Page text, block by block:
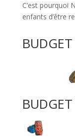
C’est pourquoi
enfants d’être